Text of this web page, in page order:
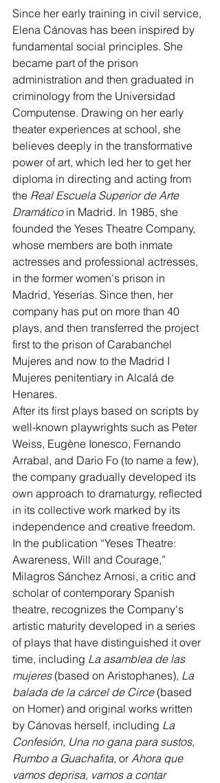
Since her early training in civil service,
Elena Cánovas has been inspired by
fundamental social principles. She
became part of the prison
administration and then graduated in
criminology from the Universidad
Computense. Drawing on her early
theater experiences at school, she
believes deeply in the transformative
power of art, which led her to get her
diploma in directing and acting from
the Real Escuela Superior de Arte
Dramático in Madrid. In 1985, she
founded the Yeses Theatre Company,
whose members are both inmate
actresses and professional actresses,
in the former women's prison in
Madrid, Yeserías. Since then, her
company has put on more than 40
plays, and then transferred the project
first to the prison of Carabanchel
Mujeres and now to the Madrid I
Mujeres penitentiary in Alcalá de
Henares.
After its first plays based on scripts by
well-known playwrights such as Peter
Weiss, Eugène Ionesco, Fernando
Arrabal, and Dario Fo (to name a few),
the company gradually developed its
own approach to dramaturgy, reflected
in its collective work marked by its
independence and creative freedom.
In the publication “Yeses Theatre:
Awareness, Will and Courage,”
Milagros Sánchez Arnosi, a critic and
scholar of contemporary Spanish
theatre, recognizes the Company's
artistic maturity developed in a series
of plays that have distinguished it over
time, including La asamblea de las
mujeres (based on Aristophanes), La
balada de la cárcel de Circe (based
on Homer) and original works written
by Cánovas herself, including La
Confesión, Una no gana para sustos,
Rumbo a Guachafita, or Ahora que
vamos deprisa, vamos a contar